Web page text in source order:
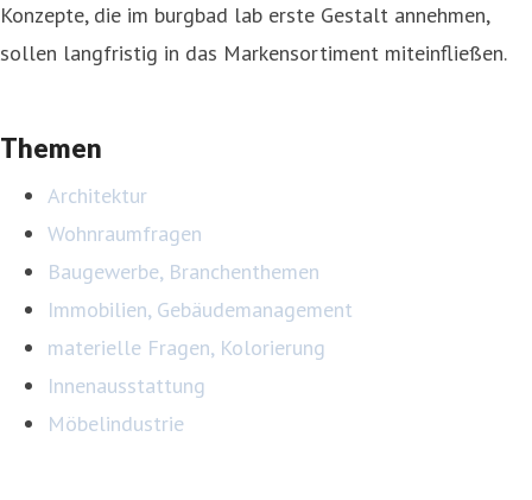
Konzepte, die im burgbad lab erste Gestalt annehmen,
sollen langfristig in das Markensortiment miteinfließen.
Themen
Architektur
Wohnraumfragen
Baugewerbe, Branchenthemen
Immobilien, Gebäudemanagement
materielle Fragen, Kolorierung
Innenausstattung
Möbelindustrie